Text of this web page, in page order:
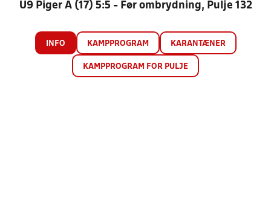
U9 Piger A (17) 5:5 - Før ombrydning, Pulje 132
INFO KAMPPROGRAM KARANTÆNER
KAMPPROGRAM FOR PULJE